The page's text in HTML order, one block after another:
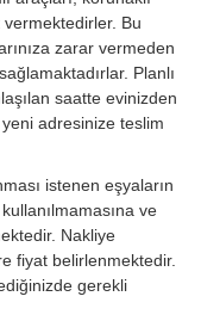
Bu
zarar vermeden
Planlı
saatte evinizden
adresinize teslim
istenen eşyaların
ve
Nakliye
fiyat belirlenmektedir.
gerekli